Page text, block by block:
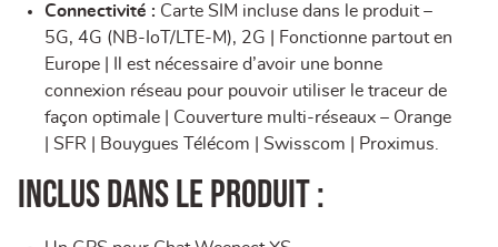
Connectivité : Carte SIM incluse dans le produit –
5G, 4G (NB-IoT/LTE-M), 2G | Fonctionne partout en
Europe | Il est nécessaire d’avoir une bonne
connexion réseau pour pouvoir utiliser le traceur de
façon optimale | Couverture multi-réseaux – Orange
| SFR | Bouygues Télécom | Swisscom | Proximus.
Inclus dans le produit :